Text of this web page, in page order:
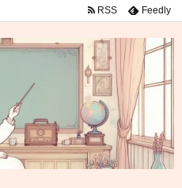
RSS Feedly